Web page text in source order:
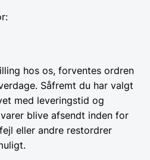
hos os, forventes ordren
Såfremt du har valgt
med leveringstid og
blive afsendt inden for
eller andre restordrer